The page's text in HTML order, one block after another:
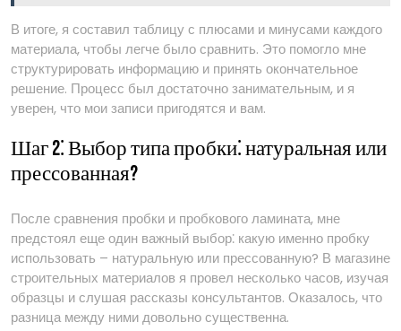
В итоге, я составил таблицу с плюсами и минусами каждого
материала, чтобы легче было сравнить. Это помогло мне
структурировать информацию и принять окончательное
решение. Процесс был достаточно занимательным, и я
уверен, что мои записи пригодятся и вам.
Шаг 2⁚ Выбор типа пробки⁚ натуральная или
прессованная?
После сравнения пробки и пробкового ламината, мне
предстоял еще один важный выбор⁚ какую именно пробку
использовать – натуральную или прессованную? В магазине
строительных материалов я провел несколько часов, изучая
образцы и слушая рассказы консультантов. Оказалось, что
разница между ними довольно существенна.